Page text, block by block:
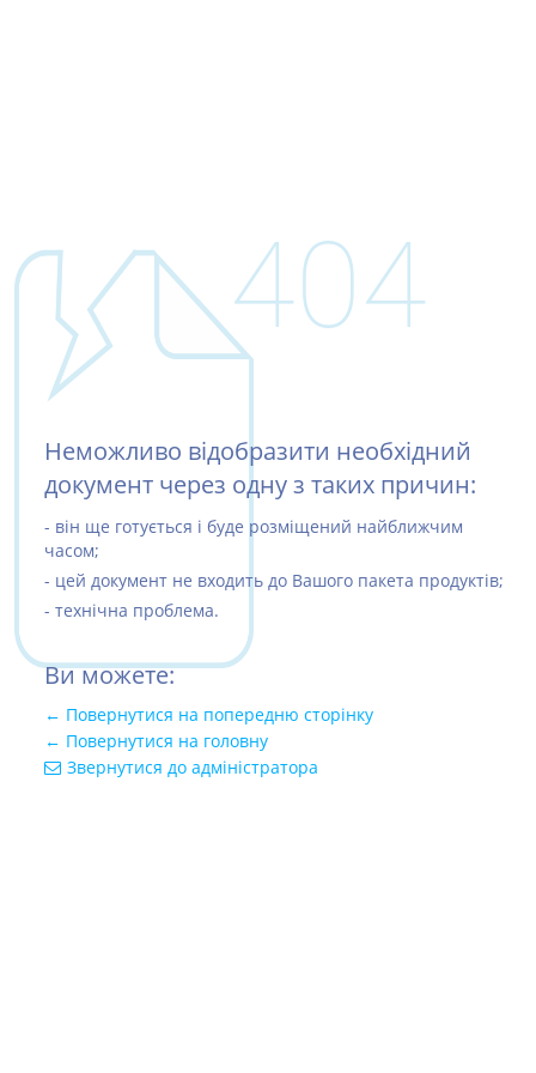
404
Неможливо відобразити необхідний
документ через одну з таких причин:
- він ще готується і буде розміщений найближчим
часом;
- цей документ не входить до Вашого пакета продуктів;
- технічна проблема.
Ви можете:
← Повернутися на попередню сторінку
← Повернутися на головну
Звернутися до адміністратора